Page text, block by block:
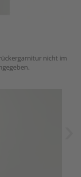
nicht im